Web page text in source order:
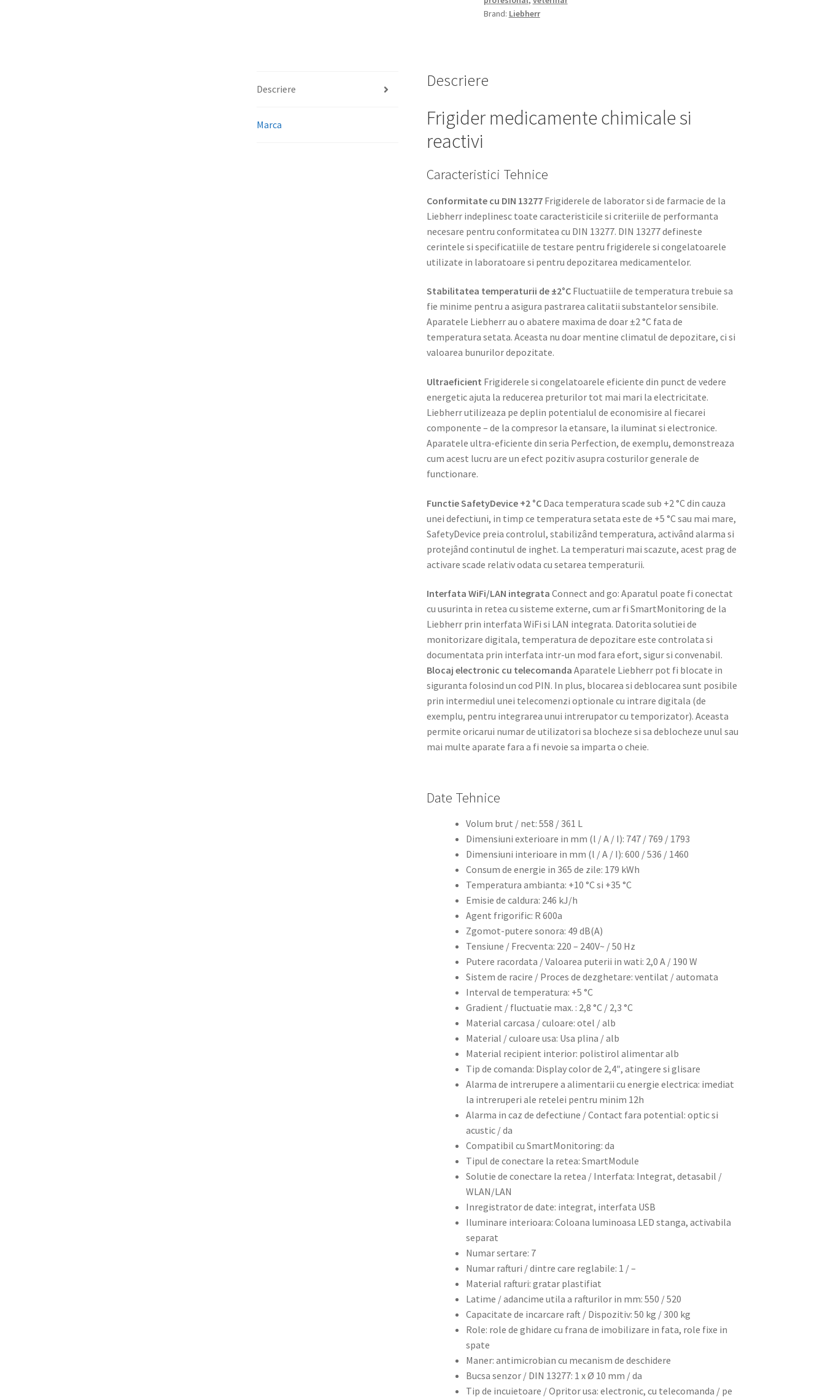
558
Brand: Liebherr
Descriere
Marca
Descriere
Frigider medicamente chimicale si
reactivi
Caracteristici Tehnice
Conformitate cu DIN 13277 Frigiderele de laborator si de farmacie de la
Liebherr indeplinesc toate caracteristicile si criteriile de performanta
necesare pentru conformitatea cu DIN 13277. DIN 13277 defineste
cerintele si specificatiile de testare pentru frigiderele si congelatoarele
utilizate in laboratoare si pentru depozitarea medicamentelor.
Stabilitatea temperaturii de ±2°C Fluctuatiile de temperatura trebuie sa
fie minime pentru a asigura pastrarea calitatii substantelor sensibile.
Aparatele Liebherr au o abatere maxima de doar ±2 °C fata de
temperatura setata. Aceasta nu doar mentine climatul de depozitare, ci si
valoarea bunurilor depozitate.
Ultraeficient Frigiderele si congelatoarele eficiente din punct de vedere
energetic ajuta la reducerea preturilor tot mai mari la electricitate.
Liebherr utilizeaza pe deplin potentialul de economisire al fiecarei
componente – de la compresor la etansare, la iluminat si electronice.
Aparatele ultra-eficiente din seria Perfection, de exemplu, demonstreaza
cum acest lucru are un efect pozitiv asupra costurilor generale de
functionare.
Functie SafetyDevice +2 °C Daca temperatura scade sub +2 °C din cauza
unei defectiuni, in timp ce temperatura setata este de +5 °C sau mai mare,
SafetyDevice preia controlul, stabilizând temperatura, activând alarma si
protejând continutul de inghet. La temperaturi mai scazute, acest prag de
activare scade relativ odata cu setarea temperaturii.
Interfata WiFi/LAN integrata Connect and go: Aparatul poate fi conectat
cu usurinta in retea cu sisteme externe, cum ar fi SmartMonitoring de la
Liebherr prin interfata WiFi si LAN integrata. Datorita solutiei de
monitorizare digitala, temperatura de depozitare este controlata si
documentata prin interfata intr-un mod fara efort, sigur si convenabil.
Blocaj electronic cu telecomanda Aparatele Liebherr pot fi blocate in
siguranta folosind un cod PIN. In plus, blocarea si deblocarea sunt posibile
prin intermediul unei telecomenzi optionale cu intrare digitala (de
exemplu, pentru integrarea unui intrerupator cu temporizator). Aceasta
permite oricarui numar de utilizatori sa blocheze si sa deblocheze unul sau
mai multe aparate fara a fi nevoie sa imparta o cheie.
Date Tehnice
Volum brut / net: 558 / 361 L
Dimensiuni exterioare in mm (l / A / I): 747 / 769 / 1793
Dimensiuni interioare in mm (l / A / I): 600 / 536 / 1460
Consum de energie in 365 de zile: 179 kWh
Temperatura ambianta: +10 °C si +35 °C
Emisie de caldura: 246 kJ/h
Agent frigorific: R 600a
Zgomot-putere sonora: 49 dB(A)
Tensiune / Frecventa: 220 – 240V~ / 50 Hz
Putere racordata / Valoarea puterii in wati: 2,0 A / 190 W
Sistem de racire / Proces de dezghetare: ventilat / automata
Interval de temperatura: +5 °C
Gradient / fluctuatie max. : 2,8 °C / 2,3 °C
Material carcasa / culoare: otel / alb
Material / culoare usa: Usa plina / alb
Material recipient interior: polistirol alimentar alb
Tip de comanda: Display color de 2,4″, atingere si glisare
Alarma de intrerupere a alimentarii cu energie electrica: imediat
la intreruperi ale retelei pentru minim 12h
Alarma in caz de defectiune / Contact fara potential: optic si
acustic / da
Compatibil cu SmartMonitoring: da
Tipul de conectare la retea: SmartModule
Solutie de conectare la retea / Interfata: Integrat, detasabil /
WLAN/LAN
Inregistrator de date: integrat, interfata USB
Iluminare interioara: Coloana luminoasa LED stanga, activabila
separat
Numar sertare: 7
Numar rafturi / dintre care reglabile: 1 / –
Material rafturi: gratar plastifiat
Latime / adancime utila a rafturilor in mm: 550 / 520
Capacitate de incarcare raft / Dispozitiv: 50 kg / 300 kg
Role: role de ghidare cu frana de imobilizare in fata, role fixe in
spate
Maner: antimicrobian cu mecanism de deschidere
Bucsa senzor / DIN 13277: 1 x Ø 10 mm / da
Tip de incuietoare / Opritor usa: electronic, cu telecomanda / pe